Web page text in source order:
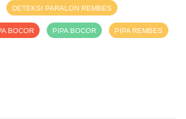
DETEKSI PARALON REMBES
BOCOR PIPA BOCOR PIPA REMBES